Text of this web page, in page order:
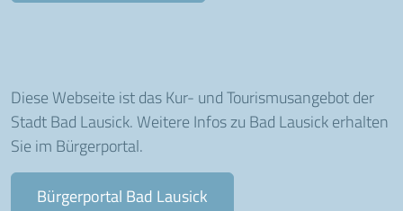
Diese Webseite ist das Kur- und Tourismusangebot der
Stadt Bad Lausick. Weitere Infos zu Bad Lausick erhalten
Sie im Bürgerportal.
Bürgerportal Bad Lausick